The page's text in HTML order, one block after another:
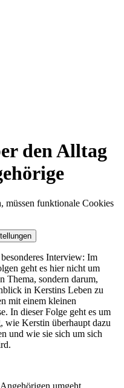
den Alltag
müssen funktionale Cookies
Interview: Im
geht es hier nicht um
Thema, sondern darum,
in Kerstins Leben zu
mit einem kleinen
In dieser Folge geht es um
wie Kerstin überhaupt dazu
und wie sie sich um sich
umgeht